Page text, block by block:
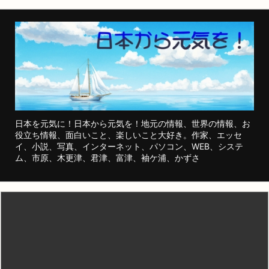
日本を元気に！日本から元気を！地元の情報、世界の情報、お
役立ち情報、面白いこと、楽しいこと大好き。作家、エッセ
イ、小説、写真、インターネット、パソコン、WEB、システ
ム、市原、木更津、君津、富津、袖ケ浦、かずさ